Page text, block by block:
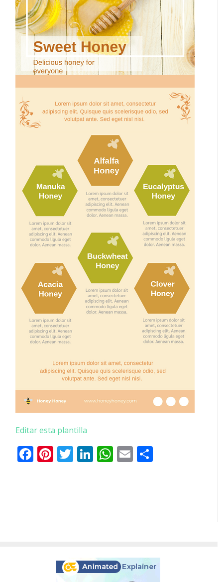
Editar esta plantilla
Facebook
Pinterest
Twitter
LinkedIn
WhatsApp
Email